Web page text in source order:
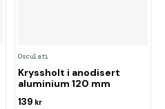
Osculati
Kryssholt i anodisert
aluminium 120 mm
139 kr